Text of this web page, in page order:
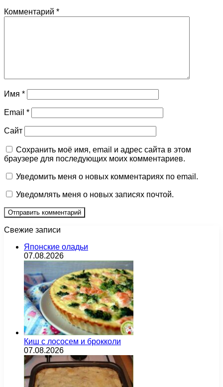
Комментарий *
Имя *
Email *
Сайт
Сохранить моё имя, email и адрес сайта в этом
браузере для последующих моих комментариев.
Уведомить меня о новых комментариях по email.
Уведомлять меня о новых записях почтой.
Свежие записи
Японские оладьи
07.08.2026
Киш с лососем и брокколи
07.08.2026